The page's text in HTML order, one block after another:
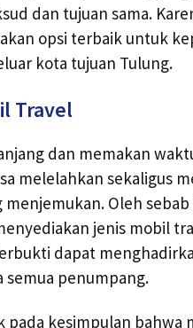
dan tujuan sama.
opsi terbaik untuk
kota tujuan Tulung.
Travel
dan memakan
melelahkan sekaligus
menjemukan. Oleh
jenis mobil
dapat
semua penumpang.
pada kesimpulan bahwa